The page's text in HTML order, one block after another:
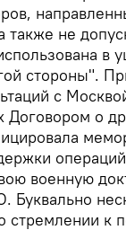
также не
в
стороны".
с
Договором о
военную
Буквально
стремлении к